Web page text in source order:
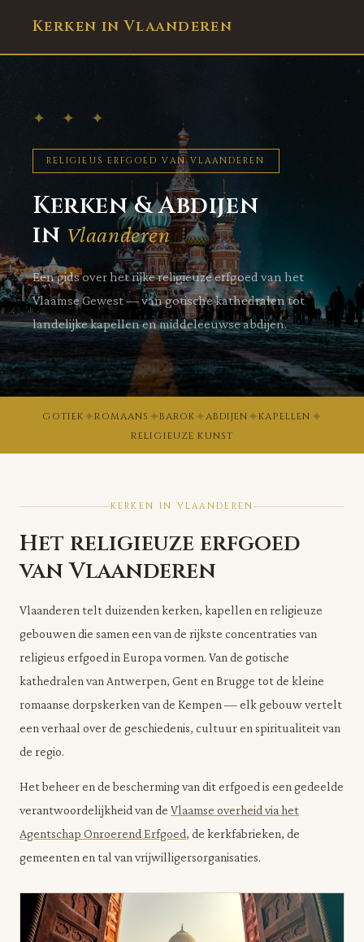
Kerken in Vlaanderen
✦ ✦ ✦
RELIGIEUS ERFGOED VAN VLAANDEREN
Kerken & Abdijen
in Vlaanderen
Een gids over het rijke religieuze erfgoed van het
Vlaamse Gewest — van gotische kathedralen tot
landelijke kapellen en middeleeuwse abdijen.
GOTIEK ✦ROMAANS ✦BAROK ✦ABDIJEN ✦KAPELLEN ✦
RELIGIEUZE KUNST
KERKEN IN VLAANDEREN
Het religieuze erfgoed
van Vlaanderen
Vlaanderen telt duizenden kerken, kapellen en religieuze
gebouwen die samen een van de rijkste concentraties van
religieus erfgoed in Europa vormen. Van de gotische
kathedralen van Antwerpen, Gent en Brugge tot de kleine
romaanse dorpskerken van de Kempen — elk gebouw vertelt
een verhaal over de geschiedenis, cultuur en spiritualiteit van
de regio.
Het beheer en de bescherming van dit erfgoed is een gedeelde
verantwoordelijkheid van de Vlaamse overheid via het
Agentschap Onroerend Erfgoed, de kerkfabrieken, de
gemeenten en tal van vrijwilligersorganisaties.